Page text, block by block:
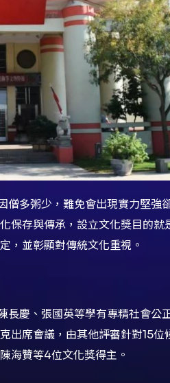
僧多粥少，難免會出現實力堅強
保存與傳承，設立文化獎目的就
，並彰顯對傳統文化重視。
長慶、張國英等學有專精社會公
出席會議，由其他評審針對15位
海贊等4位文化獎得主。